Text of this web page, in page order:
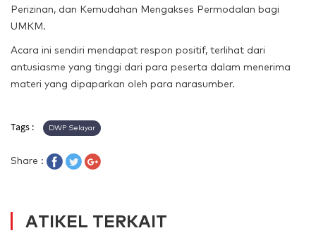
Perizinan, dan Kemudahan Mengakses Permodalan bagi
UMKM.
Acara ini sendiri mendapat respon positif, terlihat dari
antusiasme yang tinggi dari para peserta dalam menerima
materi yang dipaparkan oleh para narasumber.
Tags : DWP Selayar
Share :
ATIKEL TERKAIT